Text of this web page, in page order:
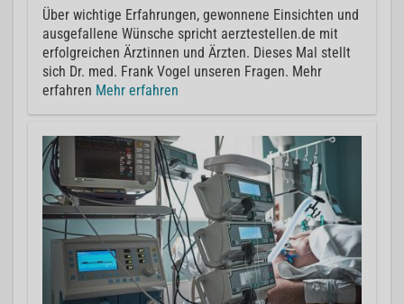
Über wichtige Erfahrungen, gewonnene Einsichten und
ausgefallene Wünsche spricht aerztestellen.de mit
erfolgreichen Ärztinnen und Ärzten. Dieses Mal stellt
sich Dr. med. Frank Vogel unseren Fragen. Mehr
erfahren Mehr erfahren